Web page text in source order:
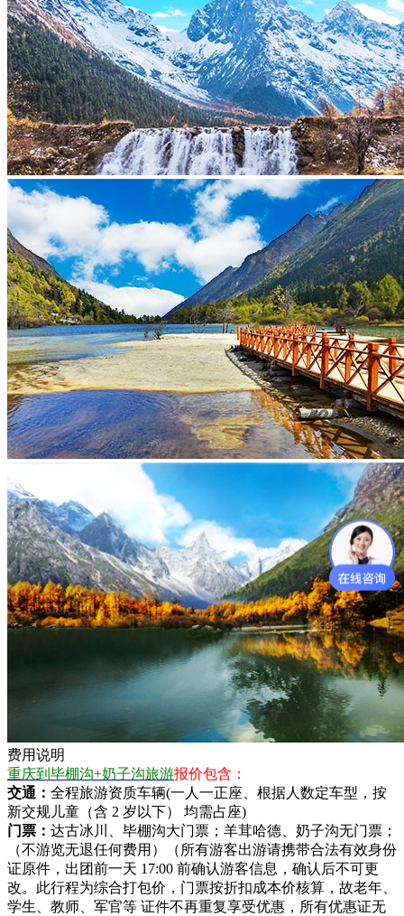
费用说明
重庆到毕棚沟+奶子沟旅游报价包含：
交通： 全程旅游资质车辆(一人一正座、根据人数定车型，按
新交规儿童（含 2 岁以下） 均需占座)
门票： 达古冰川、毕棚沟大门票；羊茸哈德、奶子沟无门票；
（不游览无退任何费用）（所有游客出游请携带合法有效身份
证原件，出团前一天 17:00 前确认游客信息，确认后不可更
改。此行程为综合打包价，门票按折扣成本价核算，故老年、
学生、教师、军官等 证件不再重复享受优惠，所有优惠证无